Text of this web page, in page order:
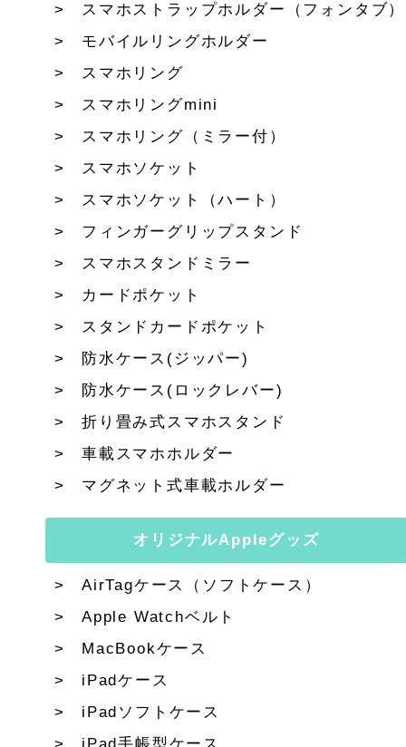
スマホストラップホルダー（フォンタブ）
モバイルリングホルダー
スマホリング
スマホリングmini
スマホリング（ミラー付）
スマホソケット
スマホソケット（ハート）
フィンガーグリップスタンド
スマホスタンドミラー
カードポケット
スタンドカードポケット
防水ケース(ジッパー)
防水ケース(ロックレバー)
折り畳み式スマホスタンド
車載スマホホルダー
マグネット式車載ホルダー
オリジナルAppleグッズ
AirTagケース（ソフトケース）
Apple Watchベルト
MacBookケース
iPadケース
iPadソフトケース